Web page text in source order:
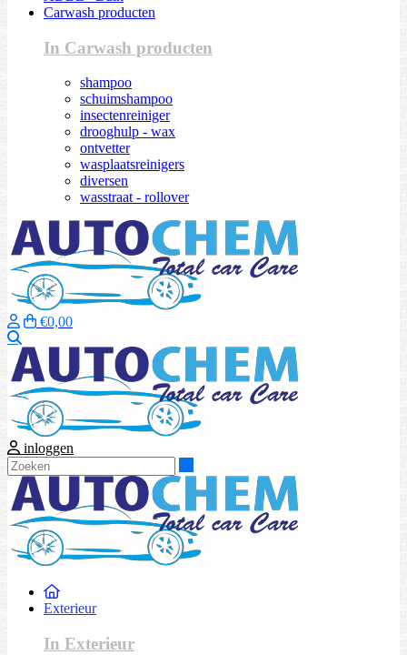
Carwash producten
In Carwash producten
shampoo
schuimshampoo
insectenreiniger
drooghulp - wax
ontvetter
wasplaatsreinigers
diversen
wasstraat - rollover
€0,00
inloggen
Exterieur
In Exterieur